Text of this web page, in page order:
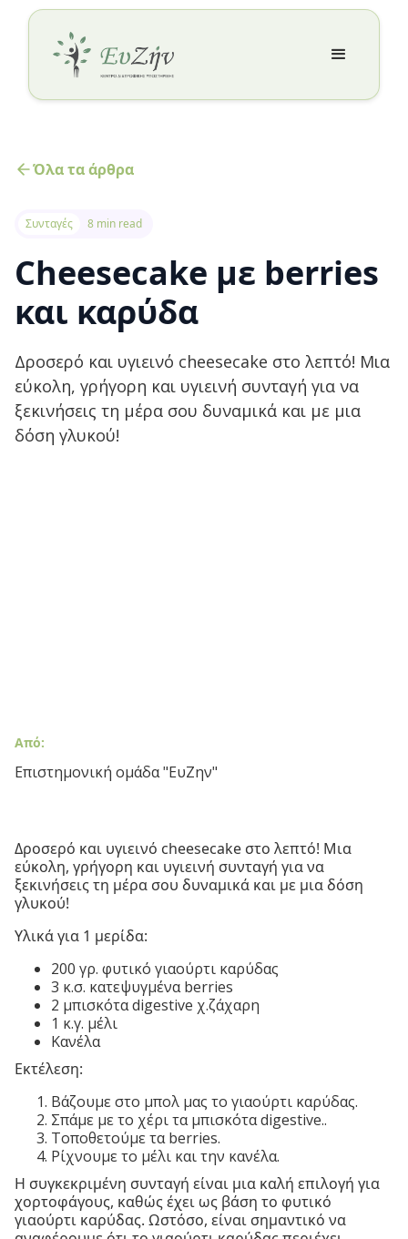
Όλα τα άρθρα
Συνταγές 8 min read
Cheesecake με berries
και καρύδα
Δροσερό και υγιεινό cheesecake στο λεπτό! Μια
εύκολη, γρήγορη και υγιεινή συνταγή για να
ξεκινήσεις τη μέρα σου δυναμικά και με μια
δόση γλυκού!
Από:
Επιστημονική ομάδα "ΕυΖην"
Δροσερό και υγιεινό cheesecake στο λεπτό! Μια
εύκολη, γρήγορη και υγιεινή συνταγή για να
ξεκινήσεις τη μέρα σου δυναμικά και με μια δόση
γλυκού!
Υλικά για 1 μερίδα:
200 γρ. φυτικό γιαούρτι καρύδας
3 κ.σ. κατεψυγμένα berries
2 μπισκότα digestive χ.ζάχαρη
1 κ.γ. μέλι
Κανέλα
‍Εκτέλεση:
Βάζουμε στο μπολ μας το γιαούρτι καρύδας.
Σπάμε με το χέρι τα μπισκότα digestive..
Τοποθετούμε τα berries.
Ρίχνουμε το μέλι και την κανέλα.
Η συγκεκριμένη συνταγή είναι μια καλή επιλογή για
χορτοφάγους, καθώς έχει ως βάση το φυτικό
γιαούρτι καρύδας. Ωστόσο, είναι σημαντικό να